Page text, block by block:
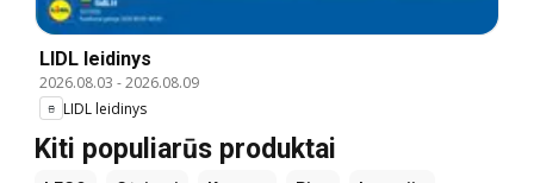
LIDL leidinys
2026.08.03 -2026.08.09
LIDL leidinys
Kiti populiarūs produktai